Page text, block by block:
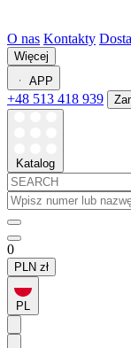
O nas Kontakty
Więcej
APP
+48 513 418 939
Katalog
0
PLN zł
PL